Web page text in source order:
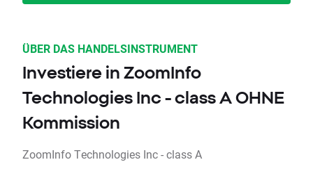
ÜBER DAS HANDELSINSTRUMENT
Investiere in ZoomInfo
Technologies Inc - class A OHNE
Kommission
ZoomInfo Technologies Inc - class A